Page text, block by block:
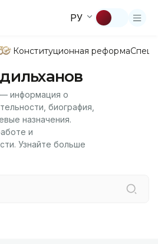
РУ
Конституционная реформа
информация о
биография,
назначения.
и
Узнайте больше